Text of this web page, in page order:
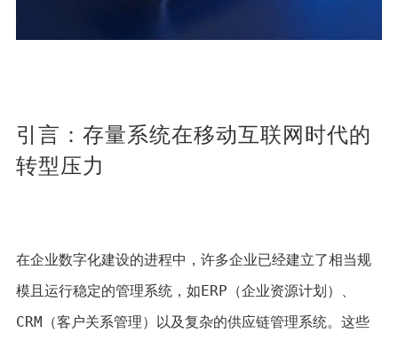
引言：存量系统在移动互联网时代的
转型压力
在企业数字化建设的进程中，许多企业已经建立了相当规
模且运行稳定的管理系统，如ERP（企业资源计划）、
CRM（客户关系管理）以及复杂的供应链管理系统。这些